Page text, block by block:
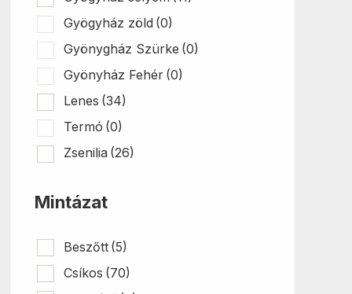
Gyögyház zöld (0)
Gyönygház Szürke (0)
Gyönyház Fehér (0)
Lenes (34)
Termó (0)
Zsenilia (26)
Mintázat
Beszőtt (5)
Csíkos (70)